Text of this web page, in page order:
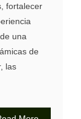
fortalecer
una
de
las